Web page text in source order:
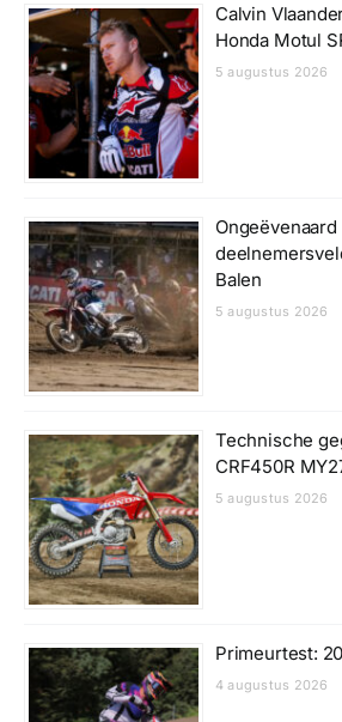
Calvin
Honda Motul
5 augustus 2026
Balen
5 augustus 2026
Technische
CRF450R
5 augustus 2026
Primeurtest:
4 augustus 2026